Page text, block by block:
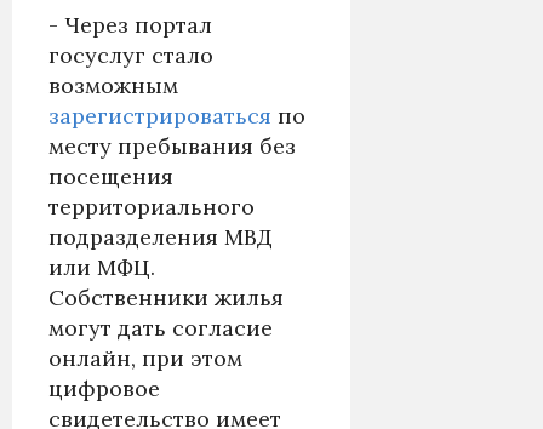
- Через портал
госуслуг стало
возможным
зарегистрироваться по
месту пребывания без
посещения
территориального
подразделения МВД
или МФЦ.
Собственники жилья
могут дать согласие
онлайн, при этом
цифровое
свидетельство имеет